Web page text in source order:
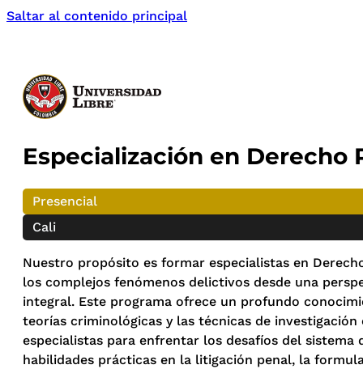
Saltar al contenido principal
Especialización en Derecho
Presencial
Cali
Nuestro propósito es formar especialistas en
los complejos fenómenos delictivos desde una
integral. Este programa ofrece un profundo
teorías criminológicas y las técnicas de
especialistas para enfrentar los desafíos del sistema
habilidades prácticas en la litigación penal, la